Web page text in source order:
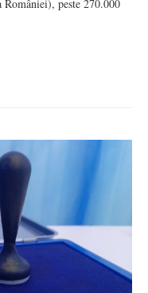
peste 270.000